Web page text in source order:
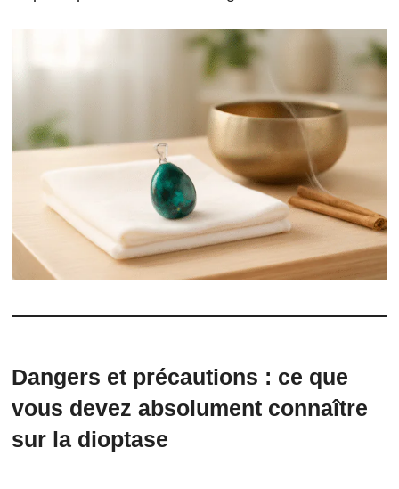
Dangers et précautions : ce que
vous devez absolument connaître
sur la dioptase